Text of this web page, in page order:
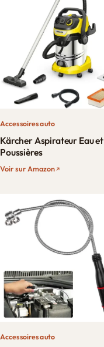
Accessoires auto
Kärcher Aspirateur Eau et
Poussières
Voir sur Amazon
Accessoires auto